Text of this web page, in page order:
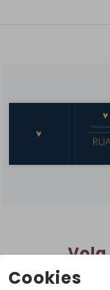
Cookies